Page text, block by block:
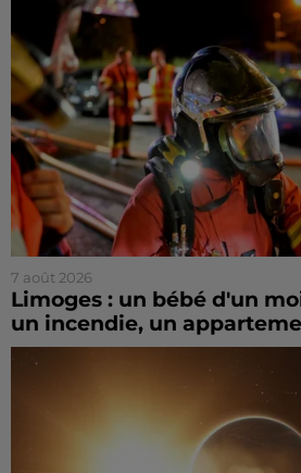
7 août 2026
Limoges : un bébé d'un
un incendie, un